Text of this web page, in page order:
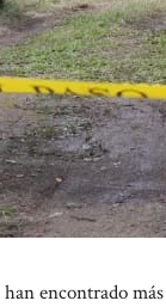
encontrado